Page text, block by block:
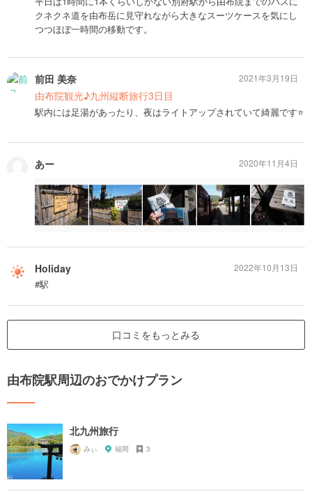
クネクネ道を由布岳に見守れながら大きなスーツケースを気にし
つつほぼ一時間の移動です。
前田 美奈
由布院観光♪九州縦断旅行3日目
駅内には足湯があったり、夜はライトアップされていて綺麗です⭐️
2021年3月19日
あー 2020年11月4日
Holiday
#駅
2022年10月13日
口コミをもっとみる
由布院駅周辺のおでかけプラン
北九州旅行
みぃ 福岡 3